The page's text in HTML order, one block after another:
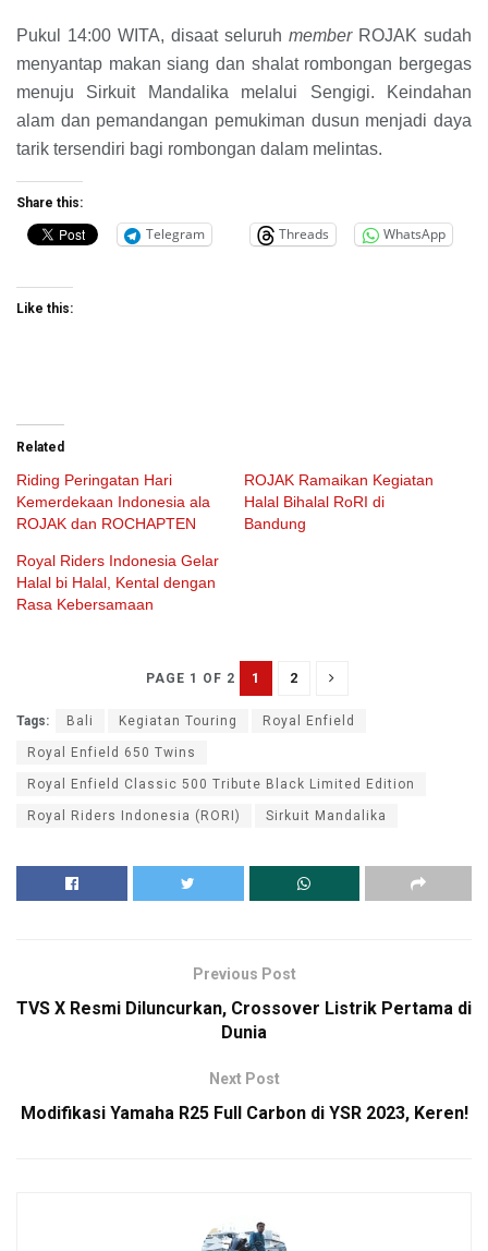
Pukul 14:00 WITA, disaat seluruh member ROJAK sudah
menyantap makan siang dan shalat rombongan bergegas
menuju Sirkuit Mandalika melalui Sengigi. Keindahan
alam dan pemandangan pemukiman dusun menjadi daya
tarik tersendiri bagi rombongan dalam melintas.
Share this:
Telegram Threads WhatsApp
Like this:
Related
Riding Peringatan Hari
Kemerdekaan Indonesia ala
ROJAK dan ROCHAPTEN
ROJAK Ramaikan Kegiatan
Halal Bihalal RoRI di
Bandung
Royal Riders Indonesia Gelar
Halal bi Halal, Kental dengan
Rasa Kebersamaan
PAGE 1 OF 2 1 2
Tags: Bali Kegiatan Touring Royal Enfield
Royal Enfield 650 Twins
Royal Enfield Classic 500 Tribute Black Limited Edition
Royal Riders Indonesia (RORI) Sirkuit Mandalika
Previous Post
TVS X Resmi Diluncurkan, Crossover Listrik Pertama di
Dunia
Next Post
Modifikasi Yamaha R25 Full Carbon di YSR 2023, Keren!